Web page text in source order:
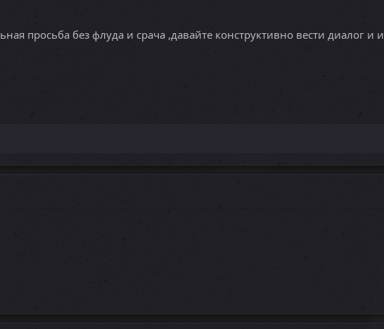
просьба без флуда и срача ,давайте конструктивно вести диалог и